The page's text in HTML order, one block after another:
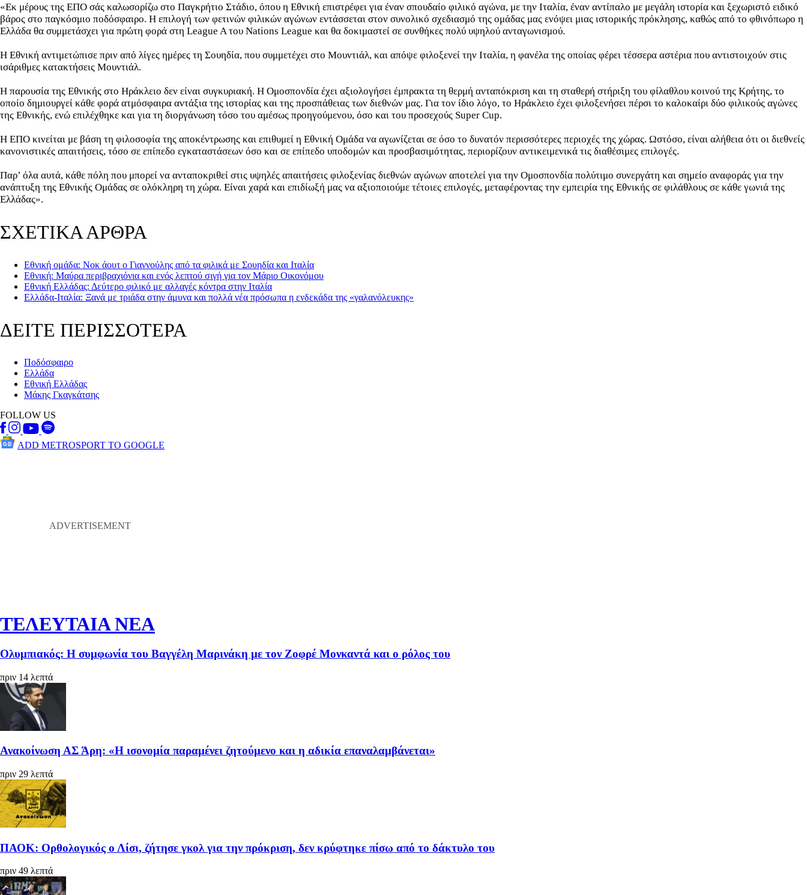
«Εκ μέρους της ΕΠΟ σάς καλωσορίζω στο Παγκρήτιο Στάδιο, όπου η Εθνική επιστρέφει για έναν σπουδαίο φιλικό αγώνα, με την Ιταλία, έναν αντίπαλο με μεγάλη ιστορία και ξεχωριστό ειδικό
βάρος στο παγκόσμιο ποδόσφαιρο. Η επιλογή των φετινών φιλικών αγώνων εντάσσεται στον συνολικό σχεδιασμό της ομάδας μας ενόψει μιας ιστορικής πρόκλησης, καθώς από το φθινόπωρο η
Ελλάδα θα συμμετάσχει για πρώτη φορά στη League A του Nations League και θα δοκιμαστεί σε συνθήκες πολύ υψηλού ανταγωνισμού.
Η Εθνική αντιμετώπισε πριν από λίγες ημέρες τη Σουηδία, που συμμετέχει στο Μουντιάλ, και απόψε φιλοξενεί την Ιταλία, η φανέλα της οποίας φέρει τέσσερα αστέρια που αντιστοιχούν στις
ισάριθμες κατακτήσεις Μουντιάλ.
Η παρουσία της Εθνικής στο Ηράκλειο δεν είναι συγκυριακή. Η Ομοσπονδία έχει αξιολογήσει έμπρακτα τη θερμή ανταπόκριση και τη σταθερή στήριξη του φίλαθλου κοινού της Κρήτης, το
οποίο δημιουργεί κάθε φορά ατμόσφαιρα αντάξια της ιστορίας και της προσπάθειας των διεθνών μας. Για τον ίδιο λόγο, το Ηράκλειο έχει φιλοξενήσει πέρσι το καλοκαίρι δύο φιλικούς αγώνες
της Εθνικής, ενώ επιλέχθηκε και για τη διοργάνωση τόσο του αμέσως προηγούμενου, όσο και του προσεχούς Super Cup.
Η ΕΠΟ κινείται με βάση τη φιλοσοφία της αποκέντρωσης και επιθυμεί η Εθνική Ομάδα να αγωνίζεται σε όσο το δυνατόν περισσότερες περιοχές της χώρας. Ωστόσο, είναι αλήθεια ότι οι διεθνείς
κανονιστικές απαιτήσεις, τόσο σε επίπεδο εγκαταστάσεων όσο και σε επίπεδο υποδομών και προσβασιμότητας, περιορίζουν αντικειμενικά τις διαθέσιμες επιλογές.
Παρ’ όλα αυτά, κάθε πόλη που μπορεί να ανταποκριθεί στις υψηλές απαιτήσεις φιλοξενίας διεθνών αγώνων αποτελεί για την Ομοσπονδία πολύτιμο συνεργάτη και σημείο αναφοράς για την
ανάπτυξη της Εθνικής Ομάδας σε ολόκληρη τη χώρα. Είναι χαρά και επιδίωξή μας να αξιοποιούμε τέτοιες επιλογές, μεταφέροντας την εμπειρία της Εθνικής σε φιλάθλους σε κάθε γωνιά της
Ελλάδας».
ΣΧΕΤΙΚΑ ΑΡΘΡΑ
Εθνική ομάδα: Νοκ άουτ ο Γιαννούλης από τα φιλικά με Σουηδία και Ιταλία
Εθνική: Μαύρα περιβραχιόνια και ενός λεπτού σιγή για τον Μάριο Οικονόμου
Εθνική Ελλάδας: Δεύτερο φιλικό με αλλαγές κόντρα στην Ιταλία
Ελλάδα-Ιταλία: Ξανά με τριάδα στην άμυνα και πολλά νέα πρόσωπα η ενδεκάδα της «γαλανόλευκης»
ΔΕΙΤΕ ΠΕΡΙΣΣΟΤΕΡΑ
Ποδόσφαιρο
Ελλάδα
Εθνική Ελλάδας
Μάκης Γκαγκάτσης
FOLLOW US
ADD METROSPORT TO GOOGLE
ΤΕΛΕΥΤΑΙΑ ΝΕΑ
Ολυμπιακός: Η συμφωνία του Βαγγέλη Μαρινάκη με τον Ζοφρέ Μονκαντά και ο ρόλος του
πριν 14 λεπτά
Ανακοίνωση ΑΣ Άρη: «Η ισονομία παραμένει ζητούμενο και η αδικία επαναλαμβάνεται»
πριν 29 λεπτά
ΠΑΟΚ: Ορθολογικός ο Λίσι, ζήτησε γκολ για την πρόκριση, δεν κρύφτηκε πίσω από το δάκτυλο του
πριν 49 λεπτά